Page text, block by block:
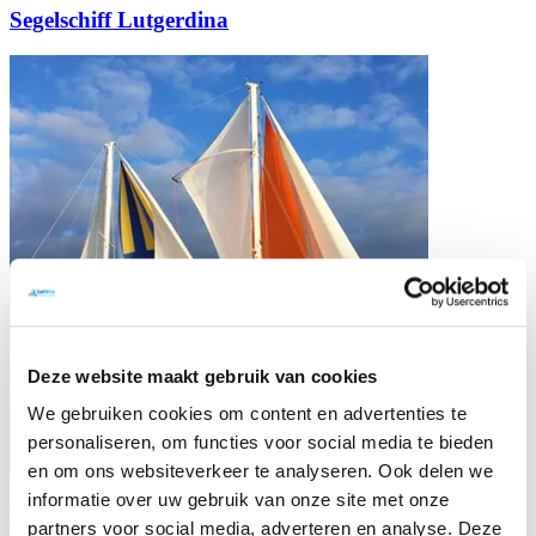
Deze website maakt gebruik van cookies
We gebruiken cookies om content en advertenties te
personaliseren, om functies voor social media te bieden
en om ons websiteverkeer te analyseren. Ook delen we
informatie over uw gebruik van onze site met onze
partners voor social media, adverteren en analyse. Deze
Segelschiff Lutgerdina
Katamaran Beatrix